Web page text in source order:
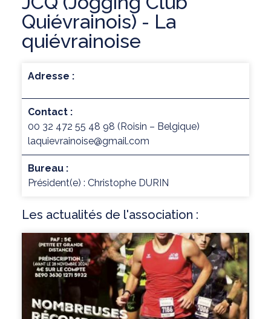
Quiévrainois) - La
quiévrainoise
Adresse :
Contact :
00 32 472 55 48 98 (Roisin – Belgique)
laquievrainoise@gmail.com
Bureau :
Président(e) : Christophe DURIN
Les actualités de l'association :